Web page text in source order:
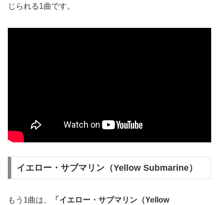
じられる1曲です。
イエロー・サブマリン（Yellow Submarine）
もう1曲は、
「イエロー・サブマリン（Yellow